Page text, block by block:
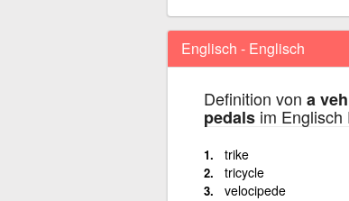
Englisch - Englisch
Definition von a
pedalsim Englisch
trike
tricycle
velocipede